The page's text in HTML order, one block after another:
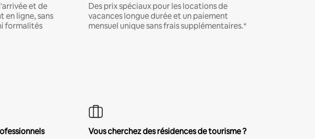
et de
en ligne, sans
formalités
Des prix spéciaux pour les locations de
vacances longue durée et un paiement
mensuel unique sans frais supplémentaires.*
Vous cherchez des résidences de tourisme ?